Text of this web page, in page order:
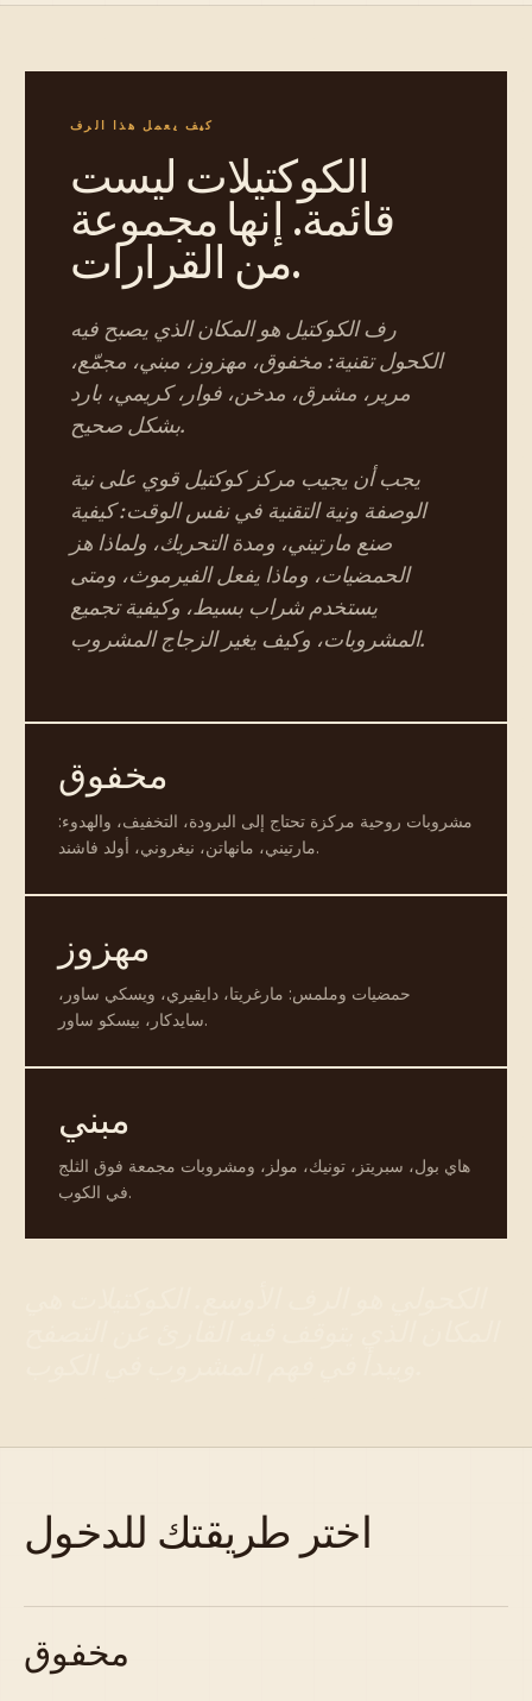
كيف يعمل هذا الرف
الكوكتيلات ليست
قائمة. إنها مجموعة
من القرارات.
رف الكوكتيل هو المكان الذي يصبح فيه
الكحول تقنية: مخفوق، مهزوز، مبني، مجمّع،
مرير، مشرق، مدخن، فوار، كريمي، بارد
بشكل صحيح.
يجب أن يجيب مركز كوكتيل قوي على نية
الوصفة ونية التقنية في نفس الوقت: كيفية
صنع مارتيني، ومدة التحريك، ولماذا هز
الحمضيات، وماذا يفعل الفيرموث، ومتى
يستخدم شراب بسيط، وكيفية تجميع
المشروبات، وكيف يغير الزجاج المشروب.
مخفوق
مشروبات روحية مركزة تحتاج إلى البرودة، التخفيف، والهدوء:
مارتيني، مانهاتن، نيغروني، أولد فاشند.
مهزوز
حمضيات وملمس: مارغريتا، دايقيري، ويسكي ساور،
سايدكار، بيسكو ساور.
مبني
هاي بول، سبريتز، تونيك، مولز، ومشروبات مجمعة فوق الثلج
في الكوب.
اختر طريقتك للدخول
مخفوق